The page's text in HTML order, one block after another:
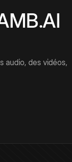
audio, des vidéos,